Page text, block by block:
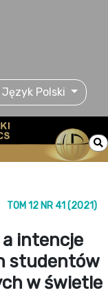
Język Polski
TOM 12 NR 41 (2021)
a intencje
studentów
w świetle